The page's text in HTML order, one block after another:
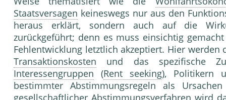
Staatsversagen keineswegs nur aus den
heraus erklärt, sondern auch auf die
zurückgeführt; denn es muss einsichtig
Fehlentwicklung letztlich akzeptiert. Hier
Transaktionskosten und das spezifische
Interessengruppen (Rent seeking), Politikern
bestimmter Abstimmungsregeln als
gesellschaftlicher Abstimmungsverfahren wird